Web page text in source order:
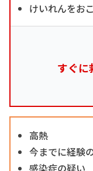
けいれんをお
すぐに
高熱
今までに経験
感染症の疑い